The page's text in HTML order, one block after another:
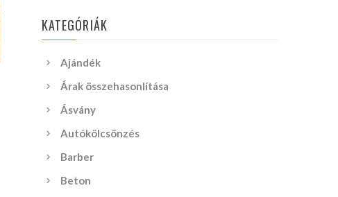
KATEGÓRIÁK
Ajándék
Árak összehasonlítása
Ásvány
Autókölcsönzés
Barber
Beton